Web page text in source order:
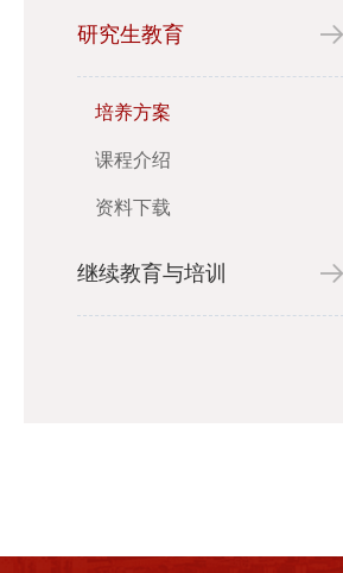
研究生教育
培养方案
课程介绍
资料下载
继续教育与培训